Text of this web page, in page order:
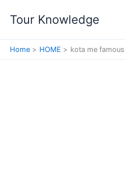
Tour Knowledge
Home HOME kota me